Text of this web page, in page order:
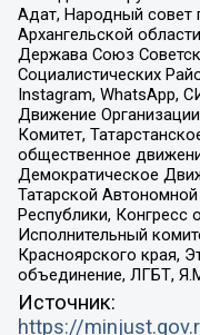
Адат, Народный
Архангельской
Держава Союз
Социалистических
Instagram, WhatsApp,
Движение
Комитет,
общественное
Демократическое
Татарской
Республики, Конгресс
Исполнительный
Красноярского края,
объединение, ЛГБТ,
Источник:
https://